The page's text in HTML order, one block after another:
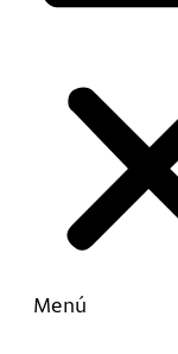
Menú